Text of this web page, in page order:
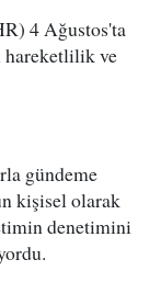
4 Ağustos'ta
hareketlilik ve
gündeme
kişisel olarak
denetimini